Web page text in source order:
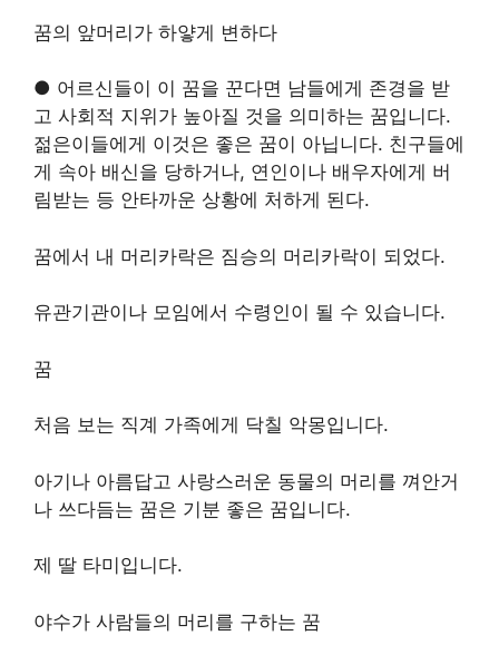
꿈의 앞머리가 하얗게 변하다
● 어르신들이 이 꿈을 꾼다면 남들에게 존경을 받
고 사회적 지위가 높아질 것을 의미하는 꿈입니다.
젊은이들에게 이것은 좋은 꿈이 아닙니다. 친구들에
게 속아 배신을 당하거나, 연인이나 배우자에게 버
림받는 등 안타까운 상황에 처하게 된다.
꿈에서 내 머리카락은 짐승의 머리카락이 되었다.
유관기관이나 모임에서 수령인이 될 수 있습니다.
꿈
처음 보는 직계 가족에게 닥칠 악몽입니다.
아기나 아름답고 사랑스러운 동물의 머리를 껴안거
나 쓰다듬는 꿈은 기분 좋은 꿈입니다.
제 딸 타미입니다.
야수가 사람들의 머리를 구하는 꿈